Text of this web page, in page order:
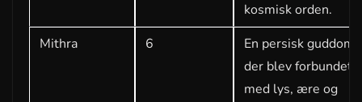
kosmisk orden.
Mithra
6
En persisk guddom,
der blev forbundet
med lys, ære og